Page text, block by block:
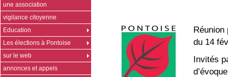
Réunion
du 14
Invités
une association
vigilance citoyenne
Education
Les élections à Pontoise
sur le web
annonces et appels